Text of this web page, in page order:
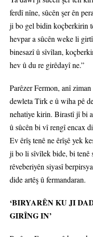
ferdî nîne, sûcên şer ên
ji bo gel bidin koçberkirin
hevpar a sûcên weke li
binesazî û sîvîlan,
hev û du re girêdayî ne.”
Parêzer Fermon, anî
dewleta Tirk e û wiha pê
nehatiye kirin. Birastî jî bi
û sûcên bi vî rengî encax
Ev êrîş tenê ne êrîşê yek
ji bo li sîvîlek bide, bi tenê
rêveberiyên siyasî
dide artêş û fermandaran.
‘BIRYARÊN KU JI
GIRÎNG IN’